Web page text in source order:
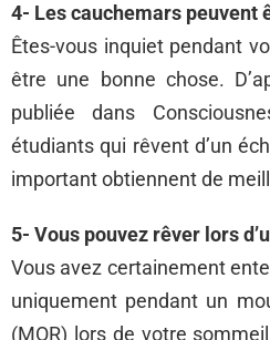
4- Les cauchemars peuvent
Êtes-vous inquiet pendant
être une bonne chose.
publiée dans
étudiants qui rêvent d’un
important obtiennent de
5- Vous pouvez rêver lors
Vous avez certainement
uniquement pendant un
(MOR) lors de votre